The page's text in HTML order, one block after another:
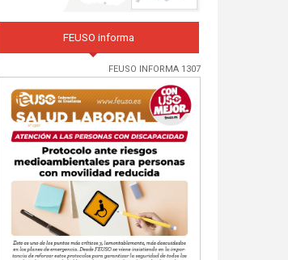
FEUSO informa
FEUSO INFORMA 1307